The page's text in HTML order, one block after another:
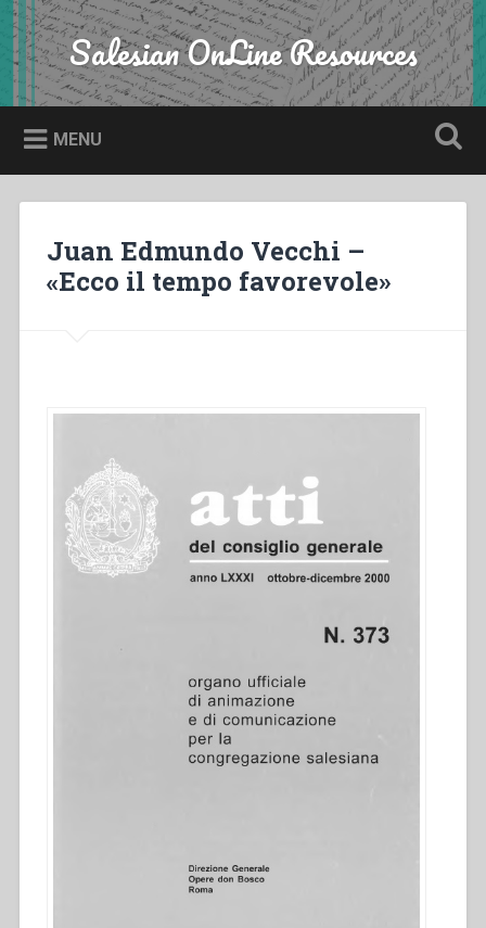
Skip
to
content
Search Salesian OnLine Resources
MENU
Juan Edmundo Vecchi –
«Ecco il tempo favorevole»